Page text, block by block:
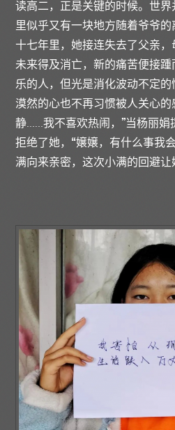
读高二，正是关键的时候。世
里似乎又有一块地方随着爷爷
十七年里，她接连失去了父亲
未来得及消亡，新的痛苦便接
乐的人，但光是消化波动不定的
漠然的心也不再习惯被人关心
静……我不喜欢热闹，”当杨丽娟
拒绝了她，“嬢嬢，有什么事我
满向来亲密，这次小满的回避让